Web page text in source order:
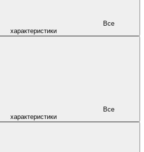
характеристики
характеристики